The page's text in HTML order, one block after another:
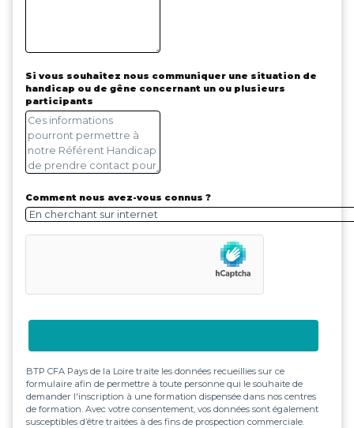
Si vous souhaitez nous communiquer une situation de
handicap ou de gêne concernant un ou plusieurs
participants
Comment nous avez-vous connus ?
BTP CFA Pays de la Loire traite les données recueillies sur ce
formulaire afin de permettre à toute personne qui le souhaite de
demander l'inscription à une formation dispensée dans nos centres
de formation. Avec votre consentement, vos données sont également
susceptibles d’être traitées à des fins de prospection commerciale.